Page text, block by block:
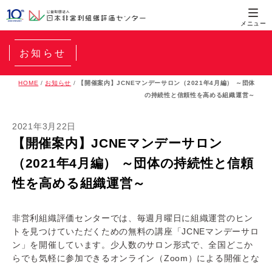
お知らせ
HOME / お知らせ /
【開催案内】JCNEマンデーサロン（2021年4月編） ～団体
の持続性と信頼性を高める組織運営～
2021年3月22日
【開催案内】JCNEマンデーサロン
（2021年4月編） ～団体の持続性と信頼
性を高める組織運営～
非営利組織評価センターでは、毎週月曜日に組織運営のヒン
トを見つけていただくための無料の講座「JCNEマンデーサロ
ン」を開催しています。少人数のサロン形式で、全国どこか
らでも気軽に参加できるオンライン（Zoom）による開催とな